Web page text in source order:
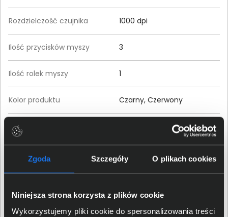
Zgoda Szczegóły O plikach cookies
Niniejsza strona korzysta z plików cookie
Wykorzystujemy pliki cookie do spersonalizowania treści
Rozdzielczość czujnika 1000 dpi
Ilość przycisków myszy 3
Ilość rolek myszy 1
Kolor produktu Czarny, Czerwony
Waga produktu
Szczegóły dotyczące zgodności produktu z
Logitech Europe S.A.; EPFL -
- 1015 Lausanne, Switzerland